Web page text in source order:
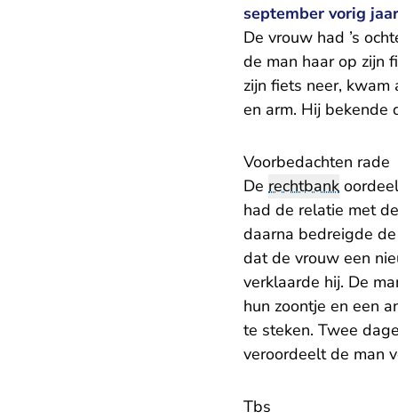
september vorig
De vrouw had ’s
de man haar op zijn
zijn fiets neer,
en arm. Hij bekende
Voorbedachten rade
De rechtbank
had de relatie met
daarna bedreigde
dat de vrouw een
verklaarde hij. De
hun zoontje en een
te steken. Twee
veroordeelt de man
Tbs